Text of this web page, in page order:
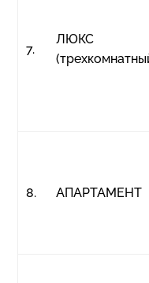
7.
ЛЮКС
8. АПАРТАМЕНТ